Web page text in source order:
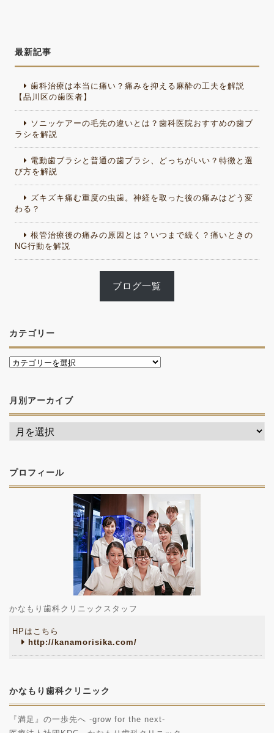
最新記事
歯科治療は本当に痛い？痛みを抑える麻酔の工夫を解説
【品川区の歯医者】
ソニッケアーの毛先の違いとは？歯科医院おすすめの歯ブ
ラシを解説
電動歯ブラシと普通の歯ブラシ、どっちがいい？特徴と選
び方を解説
ズキズキ痛む重度の虫歯。神経を取った後の痛みはどう変
わる？
根管治療後の痛みの原因とは？いつまで続く？痛いときの
NG行動を解説
ブログ一覧
カテゴリー
月別アーカイブ
プロフィール
かなもり歯科クリニックスタッフ
HPはこちら
http://kanamorisika.com/
かなもり歯科クリニック
『満足』の一歩先へ -grow for the next-